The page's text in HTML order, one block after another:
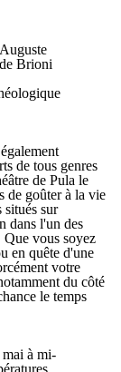
Brioni
de tous genres
de Pula le
de goûter à la vie
situés sur
dans l'un des
Que vous soyez
en quête d'une
votre
du côté
le temps
à mi-